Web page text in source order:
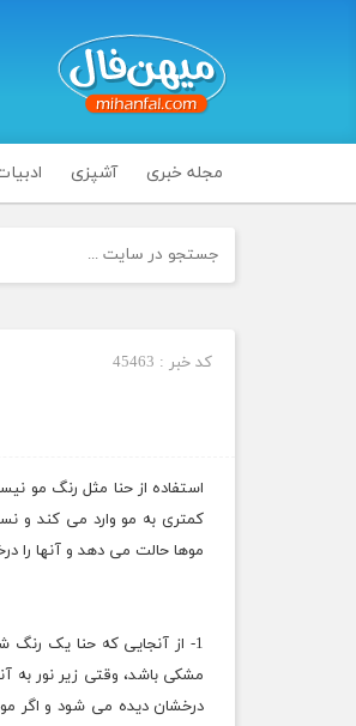
مجله خبری آشپزی
کد خبر : 45463
استفاده از حنا مثل رنگ مو
کمتری به مو وارد می کند و
موها حالت می دهد و آنها را
1- از آنجایی که حنا یک رنگ
مشکی باشد، وقتی زیر نور به
درخشان دیده می شود و اگر